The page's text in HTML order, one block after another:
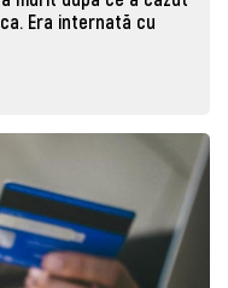
Era internată cu